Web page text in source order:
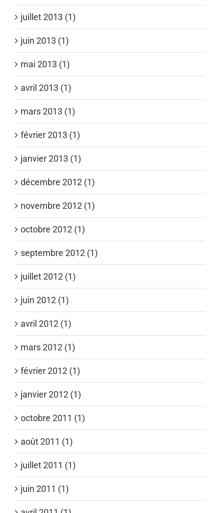
juillet 2013 (1)
juin 2013 (1)
mai 2013 (1)
avril 2013 (1)
mars 2013 (1)
février 2013 (1)
janvier 2013 (1)
décembre 2012 (1)
novembre 2012 (1)
octobre 2012 (1)
septembre 2012 (1)
juillet 2012 (1)
juin 2012 (1)
avril 2012 (1)
mars 2012 (1)
février 2012 (1)
janvier 2012 (1)
octobre 2011 (1)
août 2011 (1)
juillet 2011 (1)
juin 2011 (1)